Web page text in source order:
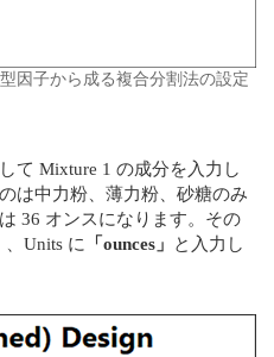
因子から成る複合分割法の設定
て Mixture 1 の成分を入力し
は中力粉、薄力粉、砂糖のみ
36 オンスになります。その
、Units に 「ounces」 と入力し